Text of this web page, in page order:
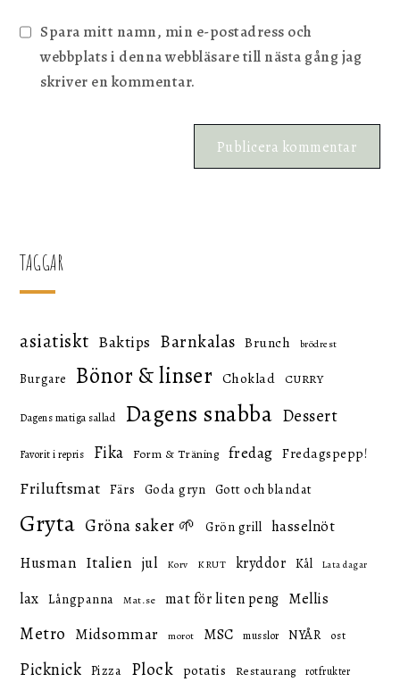
Spara mitt namn, min e-postadress och
webbplats i denna webbläsare till nästa gång jag
skriver en kommentar.
TAGGAR
asiatiskt Baktips Barnkalas Brunch brödrest
Burgare Bönor & linser Choklad CURRY
Dagens matiga sallad Dagens snabba Dessert
Favorit i repris Fika Form & Träning fredag Fredagspepp!
Friluftsmat Färs Goda gryn Gott och blandat
Gryta Gröna saker 🌱 Grön grill hasselnöt
Husman Italien jul Korv KRUT kryddor Kål Lata dagar
lax Långpanna Mat.se mat för liten peng Mellis
Metro Midsommar morot MSC musslor NYÅR ost
Picknick Pizza Plock potatis Restaurang rotfrukter